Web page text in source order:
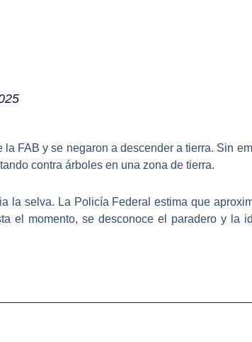
FAB y se negaron a descender a tierra. Sin
contra árboles en una zona de tierra.
la selva. La Policía Federal estima que
el momento, se desconoce el paradero y la